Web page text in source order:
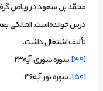
محمّد بن سعود در ریاض
درس خوانده‌است. المالکی
تألیف اشتغال داشت.
[49]
. سوره شوری، آیه23.
[50]
. سوره نور، آیه36.